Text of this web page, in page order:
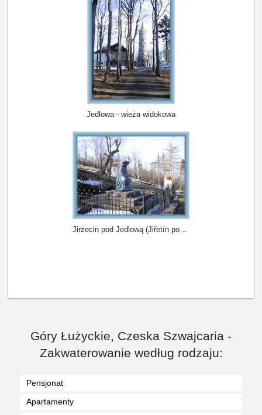
Jedlowa - wieża widokowa
Jirzecin pod Jedlową (Jiřetín pod Jedlovou) - Droga Krzyżowa
Góry Łużyckie, Czeska Szwajcaria -
Zakwaterowanie według rodzaju:
Pensjonat
Apartamenty